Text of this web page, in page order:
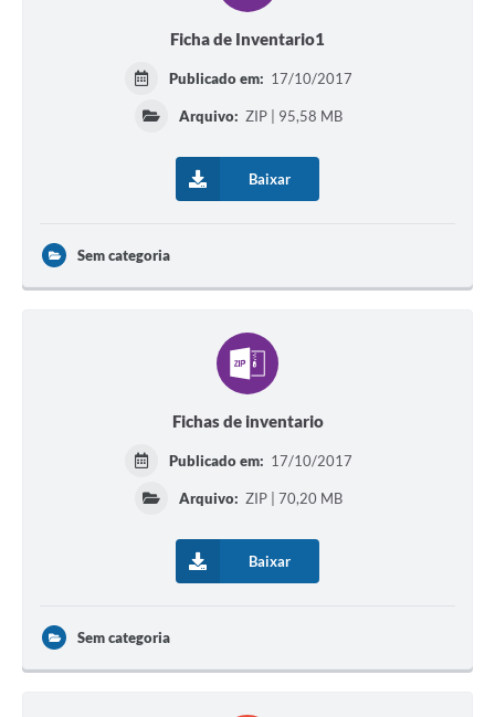
Ficha de Inventario1
Publicado em: 17/10/2017
Arquivo: ZIP | 95,58 MB
Baixar
Sem categoria
Fichas de inventario
Publicado em: 17/10/2017
Arquivo: ZIP | 70,20 MB
Baixar
Sem categoria